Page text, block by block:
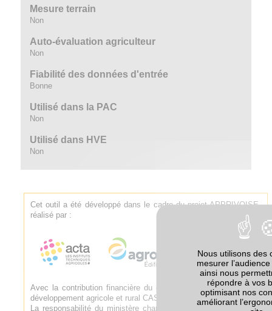
Mesure terrain
Non
Auto-évaluation agriculteur
Non
Fiabilité des données d'entrée
Bonne
Utilisé dans la PAC
Non
Utilisé dans HVE
Non
Cet outil a été développé dans le cadre du projet APPRIVOISE,
réalisé par :
Avec la contribution financière du compte d'affectation spéciale
développement agricole et rural CASDAR.
La responsabilité du ministère chargé de l'agriculture ne saurait
Nous utilisons des
mesurer
ainsi nous
répondre à vos
optimisant nos
améliorant